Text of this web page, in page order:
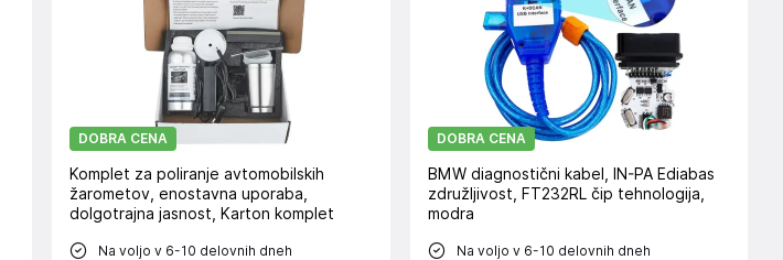
DOBRA CENA
Komplet za poliranje avtomobilskih
žarometov, enostavna uporaba,
dolgotrajna jasnost, Karton komplet
Na voljo v 6-10 delovnih dneh
DOBRA CENA
BMW diagnostični kabel, IN-PA Ediabas
združljivost, FT232RL čip tehnologija,
modra
Na voljo v 6-10 delovnih dneh